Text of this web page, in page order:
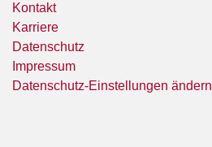
Kontakt
Karriere
Datenschutz
Impressum
Datenschutz-Einstellungen ändern